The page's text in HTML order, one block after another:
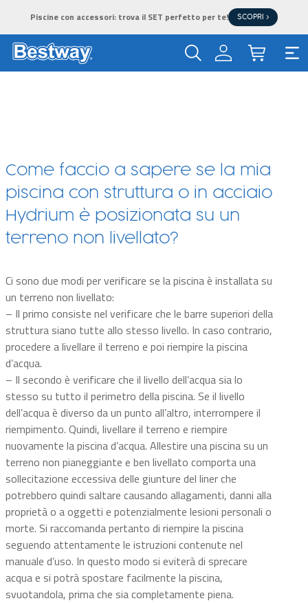
Piscine con accessori: trova il SET perfetto per te! SCOPRI >
Come faccio a sapere se la mia
piscina con struttura o in acciaio
Hydrium è posizionata su un
terreno non livellato?
Ci sono due modi per verificare se la piscina è installata su
un terreno non livellato:
– Il primo consiste nel verificare che le barre superiori della
struttura siano tutte allo stesso livello. In caso contrario,
procedere a livellare il terreno e poi riempire la piscina
d’acqua.
– Il secondo è verificare che il livello dell’acqua sia lo
stesso su tutto il perimetro della piscina. Se il livello
dell’acqua è diverso da un punto all’altro, interrompere il
riempimento. Quindi, livellare il terreno e riempire
nuovamente la piscina d’acqua. Allestire una piscina su un
terreno non pianeggiante e ben livellato comporta una
sollecitazione eccessiva delle giunture del liner che
potrebbero quindi saltare causando allagamenti, danni alla
proprietà o a oggetti e potenzialmente lesioni personali o
morte. Si raccomanda pertanto di riempire la piscina
seguendo attentamente le istruzioni contenute nel
manuale d’uso. In questo modo si eviterà di sprecare
acqua e si potrà spostare facilmente la piscina,
svuotandola, prima che sia completamente piena.